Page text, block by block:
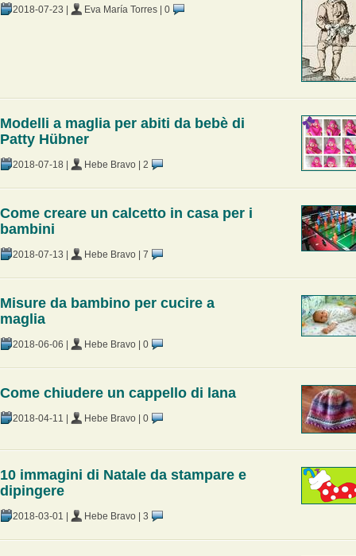
2018-07-23 Eva María Torres 0
Modelli a maglia per abiti da bebè di
Patty Hübner
2018-07-18 Hebe Bravo 2
Come creare un calcetto in casa per i
bambini
2018-07-13 Hebe Bravo 7
Misure da bambino per cucire a
maglia
2018-06-06 Hebe Bravo 0
Come chiudere un cappello di lana
2018-04-11 Hebe Bravo 0
10 immagini di Natale da stampare e
dipingere
2018-03-01 Hebe Bravo 3